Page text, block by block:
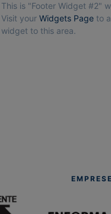
This is "Footer Widget #2"
Visit your Widgets Pageto
widget to this area.